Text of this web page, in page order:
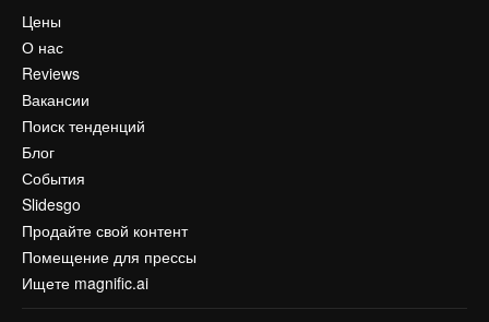
Цены
О нас
Reviews
Вакансии
Поиск тенденций
Блог
События
Slidesgo
Продайте свой контент
Помещение для прессы
Ищете magnific.ai